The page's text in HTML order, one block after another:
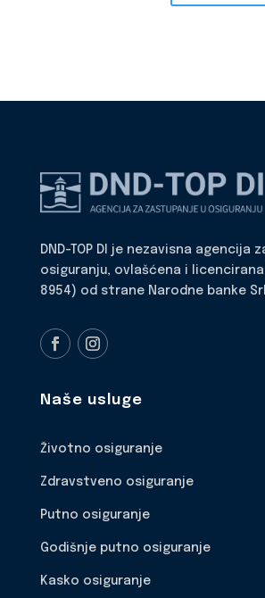
DND-TOP DI je nezavisna agencija
osiguranju, ovlašćena i
8954) od strane Narodne banke
Naše usluge
Životno osiguranje
Zdravstveno osiguranje
Putno osiguranje
Godišnje putno osiguranje
Kasko osiguranje